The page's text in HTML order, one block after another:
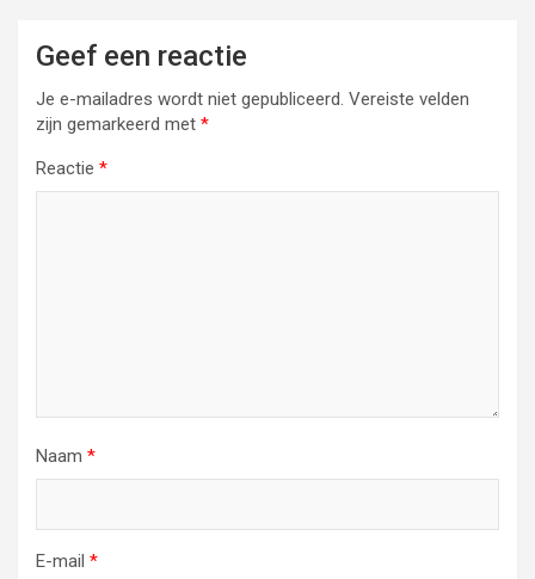
Geef een reactie
Je e-mailadres wordt niet gepubliceerd. Vereiste velden
zijn gemarkeerd met *
Reactie *
Naam *
E-mail *